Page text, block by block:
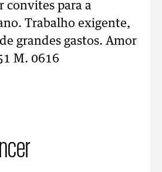
convites para a
Trabalho exigente,
grandes gastos. Amor
M. 0616